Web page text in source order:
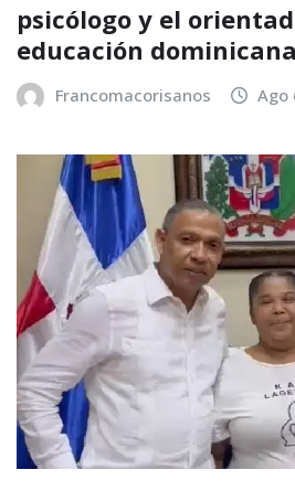
psicólogo y el
educación
Francomacorisanos Ago